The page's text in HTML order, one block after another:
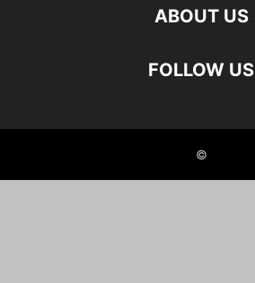
ABOUT US
FOLLOW US
©